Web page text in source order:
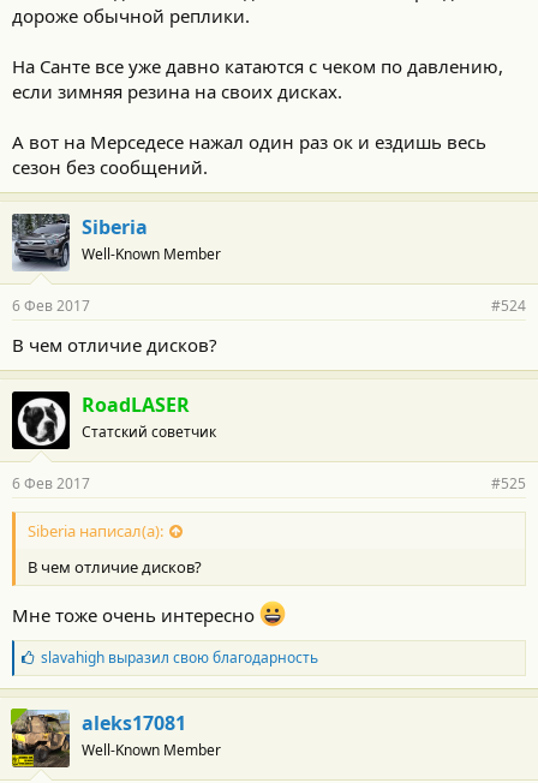
дороже обычной реплики.
На Санте все уже давно катаются с чеком по давлению,
если зимняя резина на своих дисках.
А вот на Мерседесе нажал один раз ок и ездишь весь
сезон без сообщений.
Siberia
Well-Known Member
6 Фев 2017 #524
В чем отличие дисков?
RoadLASER
Статский советчик
6 Фев 2017 #525
Siberia написал(а):
В чем отличие дисков?
Мне тоже очень интересно
Б
л
а
г
о
д
а
slavahighвыразил свою благодарность
aleks17081
Well-Known Member